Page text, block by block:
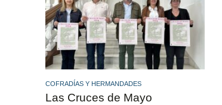
COFRADÍAS Y HERMANDADES
Las Cruces de Mayo